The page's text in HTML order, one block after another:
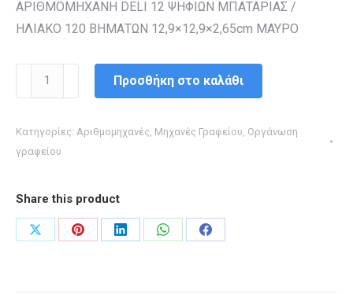
ΑΡΙΘΜΟΜΗΧΑΝΗ DELI 12 ΨΗΦΙΩΝ ΜΠΑΤΑΡΙΑΣ /
ΗΛΙΑΚΟ 120 ΒΗΜΑΤΩΝ 12,9×12,9×2,65cm ΜΑΥΡΟ
ΑΡΙΘΜΟΜΗΧΑΝΗ
DELI
ΨΗΦΙΩΝ
ΜΠΑΤΑΡΙΑΣ
ΗΛΙΑΚΟ
120
Προσθήκη στο καλάθι
Κατηγορίες: Αριθμομηχανές Μηχανές Γραφείου Οργάνωση
γραφείου
Share this product
Share
Share
Share
Share
Share